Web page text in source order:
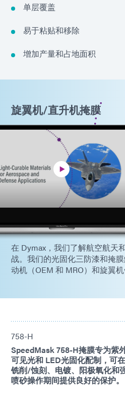
单层覆盖
易于粘贴和移除
增加产量和占地面积
旋翼机/直升机掩膜
在 Dymax，我们了解航空航天
战。我们的光固化三防漆和掩
动机（OEM 和 MRO）和旋翼机
758-H
SpeedMask 758-H掩膜专为紫
可见光和 LED光固化配制，可
铣削/蚀刻、电镀、阳极氧化和
喷砂操作期间提供良好的保护。